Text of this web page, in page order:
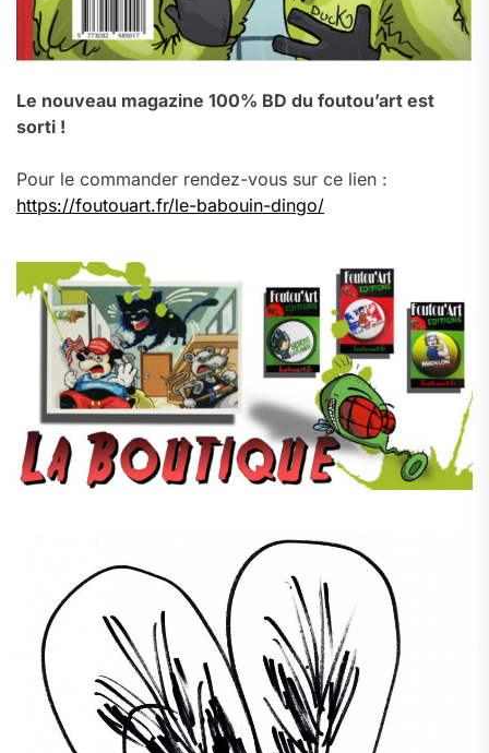
Le nouveau magazine 100% BD du foutou’art est
sorti !
Pour le commander rendez-vous sur ce lien :
https://foutouart.fr/le-babouin-dingo/